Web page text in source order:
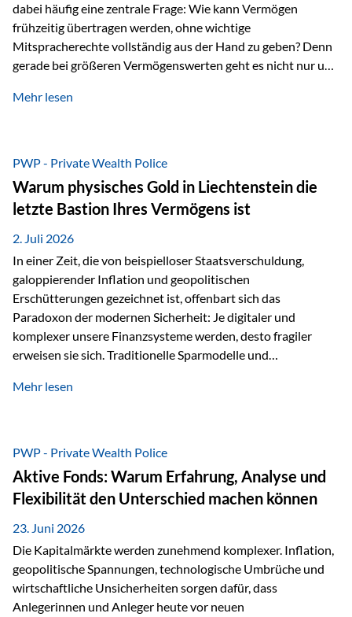
dabei häufig eine zentrale Frage: Wie kann Vermögen
frühzeitig übertragen werden, ohne wichtige
Mitspracherechte vollständig aus der Hand zu geben? Denn
gerade bei größeren Vermögenswerten geht es nicht nur um
sicherzustellen, dass das Vermögen langfristig erhalten
folgende Situation vor: Ein Vater schenkt seiner Tochter
einen Teil seines Vermögens. Einige Jahre später möchte die
Tochter das Geld kurzfristig verwenden, um…
Mehr lesen
PWP - Private Wealth Police
Warum physisches Gold in Liechtenstein die
letzte Bastion Ihres Vermögens ist
2. Juli 2026
In einer Zeit, die von beispielloser Staatsverschuldung,
galoppierender Inflation und geopolitischen
Erschütterungen gezeichnet ist, offenbart sich das
Paradoxon der modernen Sicherheit: Je digitaler und
komplexer unsere Finanzsysteme werden, desto fragiler
erweisen sie sich. Traditionelle Sparmodelle und
unumstößlich galten, versagen angesichts der expansiven
Nostalgie dar, sondern ist die modernste und strategisch
klügste Antwort auf globale Instabilität. Physische Werte
und der richtige Rechtsstandort sind heute keine bloße
Option mehr, sondern eine strategische Notwendigkeit. 1.
Der massive Aufwand hinter einem winzigen…
Mehr lesen
PWP - Private Wealth Police
Aktive Fonds: Warum Erfahrung, Analyse und
Flexibilität den Unterschied machen können
23. Juni 2026
Die Kapitalmärkte werden zunehmend komplexer. Inflation,
geopolitische Spannungen, technologische Umbrüche und
wirtschaftliche Unsicherheiten sorgen dafür, dass
Anlegerinnen und Anleger heute vor neuen